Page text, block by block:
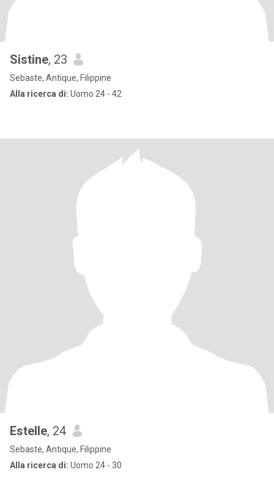
Sistine, 23
Sebaste, Antique, Filippine
Alla ricerca di: Uomo 24 - 42
Estelle, 24
Sebaste, Antique, Filippine
Alla ricerca di: Uomo 24 - 30